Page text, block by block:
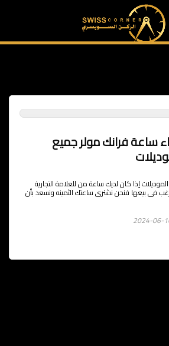
ساعة فرانك مولر جميع
إذا كان لديك ساعة من للعلامة التجارية
فى بيعها فنحن نشترى ساعتك الثمينه ونسعد بأن
2024-06-